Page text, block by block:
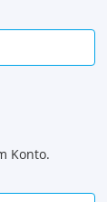
Konto.